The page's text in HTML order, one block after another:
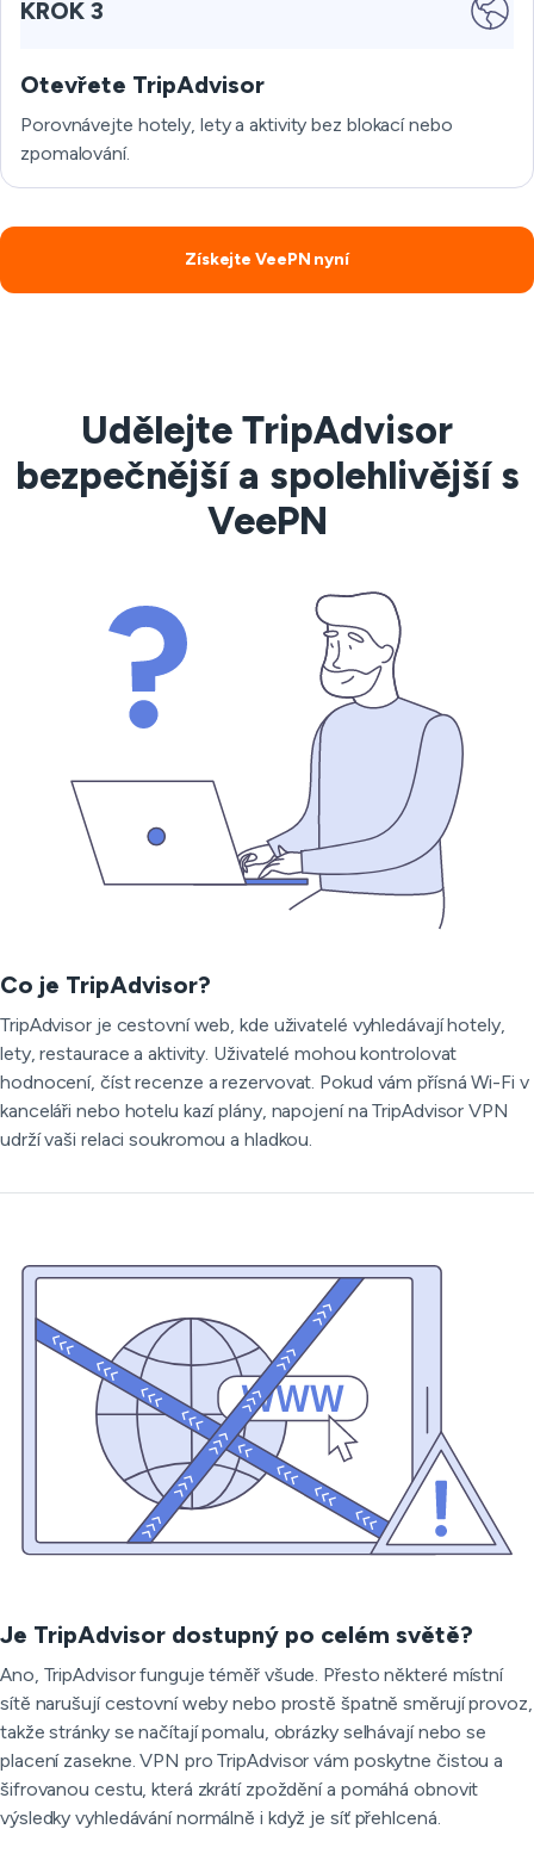
KROK 3
Otevřete TripAdvisor
Porovnávejte hotely, lety a aktivity bez blokací nebo
zpomalování.
Získejte VeePN nyní
Udělejte TripAdvisor
bezpečnější a spolehlivější s
VeePN
Co je TripAdvisor?
TripAdvisor je cestovní web, kde uživatelé vyhledávají hotely,
lety, restaurace a aktivity. Uživatelé mohou kontrolovat
hodnocení, číst recenze a rezervovat. Pokud vám přísná Wi-Fi v
kanceláři nebo hotelu kazí plány, napojení na TripAdvisor VPN
udrží vaši relaci soukromou a hladkou.
Je TripAdvisor dostupný po celém světě?
Ano, TripAdvisor funguje téměř všude. Přesto některé místní
sítě narušují cestovní weby nebo prostě špatně směrují provoz,
takže stránky se načítají pomalu, obrázky selhávají nebo se
placení zasekne. VPN pro TripAdvisor vám poskytne čistou a
šifrovanou cestu, která zkrátí zpoždění a pomáhá obnovit
výsledky vyhledávání normálně i když je síť přehlcená.